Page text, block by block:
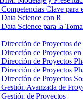
Clave para
Science con R
Science para la
de Proyectos
de Proyectos en
de Proyectos
de Proyectos
de Proyectos
Avanzada de
de Proyectos